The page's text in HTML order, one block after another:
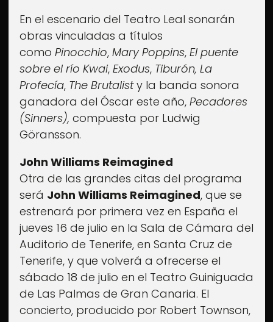
En el escenario del Teatro Leal sonarán
obras vinculadas a títulos
como Pinocchio, Mary Poppins, El puente
sobre el río Kwai, Exodus, Tiburón, La
Profecía, The Brutalisty la banda sonora
ganadora del Óscar este año,Pecadores
(Sinners), compuesta por Ludwig
Göransson.
John Williams Reimagined
Otra de las grandes citas del programa
será John Williams Reimagined, que se
estrenará por primera vez en España el
jueves 16 de julio en la Sala de Cámara del
Auditorio de Tenerife, en Santa Cruz de
Tenerife, y que volverá a ofrecerse el
sábado 18 de julio en el Teatro Guiniguada
de Las Palmas de Gran Canaria. El
concierto, producido por Robert Townson,